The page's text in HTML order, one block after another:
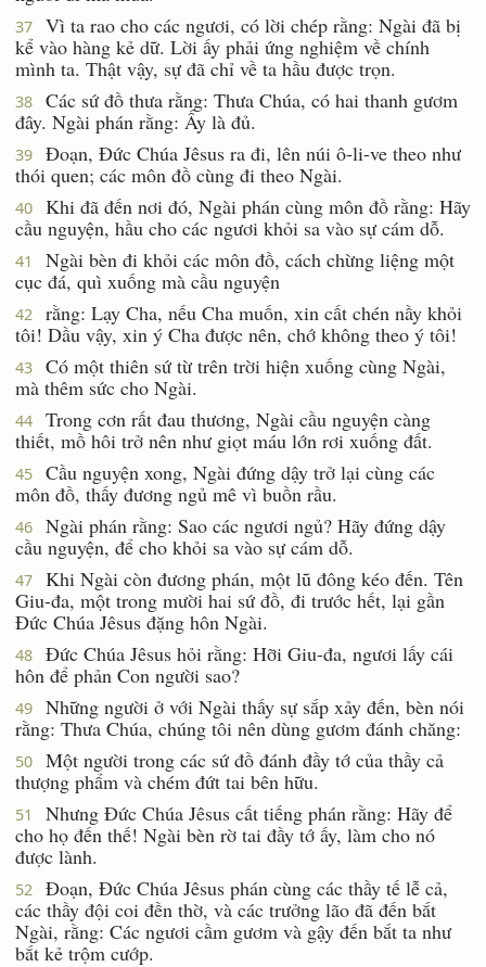
37
Vì ta rao cho các ngươi, có lời chép rằng: Ngài đã bị
kể vào hàng kẻ dữ. Lời ấy phải ứng nghiệm về chính
mình ta. Thật vậy, sự đã chỉ về ta hầu được trọn.
38
Các sứ đồ thưa rằng: Thưa Chúa, có hai thanh gươm
đây. Ngài phán rằng: Ấy là đủ.
39
Ðoạn, Ðức Chúa Jêsus ra đi, lên núi ô-li-ve theo như
thói quen; các môn đồ cùng đi theo Ngài.
40
Khi đã đến nơi đó, Ngài phán cùng môn đồ rằng: Hãy
cầu nguyện, hầu cho các ngươi khỏi sa vào sự cám dỗ.
41
Ngài bèn đi khỏi các môn đồ, cách chừng liệng một
cục đá, quì xuống mà cầu nguyện
42
rằng: Lạy Cha, nếu Cha muốn, xin cất chén nầy khỏi
tôi! Dầu vậy, xin ý Cha được nên, chớ không theo ý tôi!
43
Có một thiên sứ từ trên trời hiện xuống cùng Ngài,
mà thêm sức cho Ngài.
44
Trong cơn rất đau thương, Ngài cầu nguyện càng
thiết, mồ hôi trở nên như giọt máu lớn rơi xuống đất.
45
Cầu nguyện xong, Ngài đứng dậy trở lại cùng các
môn đồ, thấy đương ngủ mê vì buồn rầu.
46
Ngài phán rằng: Sao các ngươi ngủ? Hãy đứng dậy
cầu nguyện, để cho khỏi sa vào sự cám dỗ.
47
Khi Ngài còn đương phán, một lũ đông kéo đến. Tên
Giu-đa, một trong mười hai sứ đồ, đi trước hết, lại gần
Ðức Chúa Jêsus đặng hôn Ngài.
48
Ðức Chúa Jêsus hỏi rằng: Hỡi Giu-đa, ngươi lấy cái
hôn để phản Con người sao?
49
Những người ở với Ngài thấy sự sắp xảy đến, bèn nói
rằng: Thưa Chúa, chúng tôi nên dùng gươm đánh chăng:
50
Một người trong các sứ đồ đánh đầy tớ của thầy cả
thượng phẩm và chém đứt tai bên hữu.
51
Nhưng Ðức Chúa Jêsus cất tiếng phán rằng: Hãy để
cho họ đến thế! Ngài bèn rờ tai đầy tớ ấy, làm cho nó
được lành.
52
Ðoạn, Ðức Chúa Jêsus phán cùng các thầy tế lễ cả,
các thầy đội coi đền thờ, và các trưởng lão đã đến bắt
Ngài, rằng: Các ngươi cầm gươm và gậy đến bắt ta như
bắt kẻ trộm cướp.